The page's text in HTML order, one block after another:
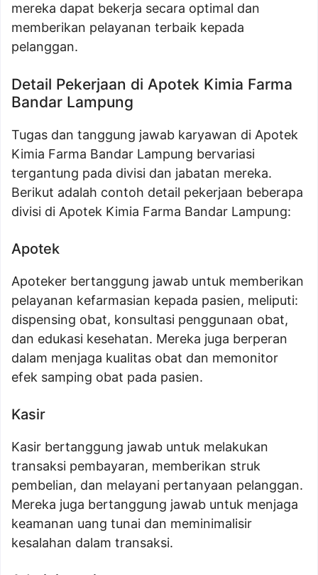
mereka dapat bekerja secara optimal dan
memberikan pelayanan terbaik kepada
pelanggan.
Detail Pekerjaan di Apotek Kimia Farma
Bandar Lampung
Tugas dan tanggung jawab karyawan di Apotek
Kimia Farma Bandar Lampung bervariasi
tergantung pada divisi dan jabatan mereka.
Berikut adalah contoh detail pekerjaan beberapa
divisi di Apotek Kimia Farma Bandar Lampung:
Apotek
Apoteker bertanggung jawab untuk memberikan
pelayanan kefarmasian kepada pasien, meliputi:
dispensing obat, konsultasi penggunaan obat,
dan edukasi kesehatan. Mereka juga berperan
dalam menjaga kualitas obat dan memonitor
efek samping obat pada pasien.
Kasir
Kasir bertanggung jawab untuk melakukan
transaksi pembayaran, memberikan struk
pembelian, dan melayani pertanyaan pelanggan.
Mereka juga bertanggung jawab untuk menjaga
keamanan uang tunai dan meminimalisir
kesalahan dalam transaksi.